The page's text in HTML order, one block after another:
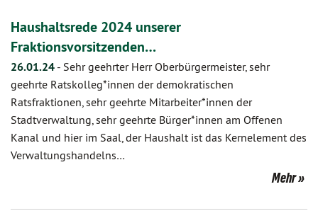
Haushaltsrede 2024 unserer
Fraktionsvorsitzenden…
26.01.24 - Sehr geehrter Herr Oberbürgermeister, sehr
geehrte Ratskolleg*innen der demokratischen
Ratsfraktionen, sehr geehrte Mitarbeiter*innen der
Stadtverwaltung, sehr geehrte Bürger*innen am Offenen
Kanal und hier im Saal, der Haushalt ist das Kernelement des
Verwaltungshandelns…
Mehr